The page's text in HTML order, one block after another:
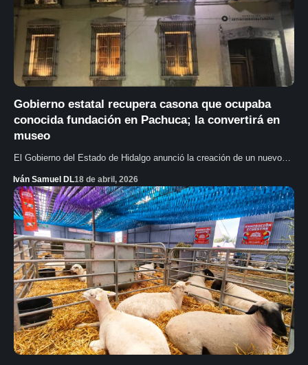
Gobierno estatal recupera casona que ocupaba
conocida fundación en Pachuca; la convertirá en
museo
El Gobierno del Estado de Hidalgo anunció la creación de un nuevo…
Iván Samuel DL18 de abril, 2026